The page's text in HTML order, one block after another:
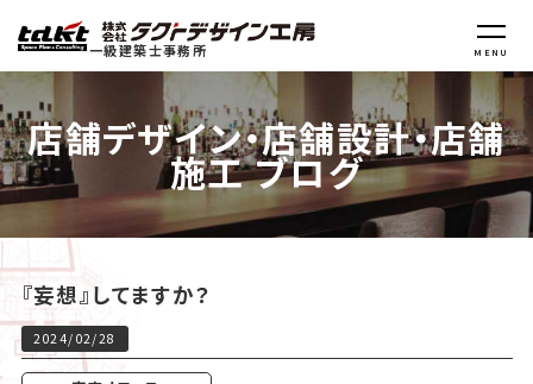
一級建築士事務所 MENU
店舗デザイン・店舗設計・店舗
施工 ブログ
『妄想』してますか？
2024/02/28